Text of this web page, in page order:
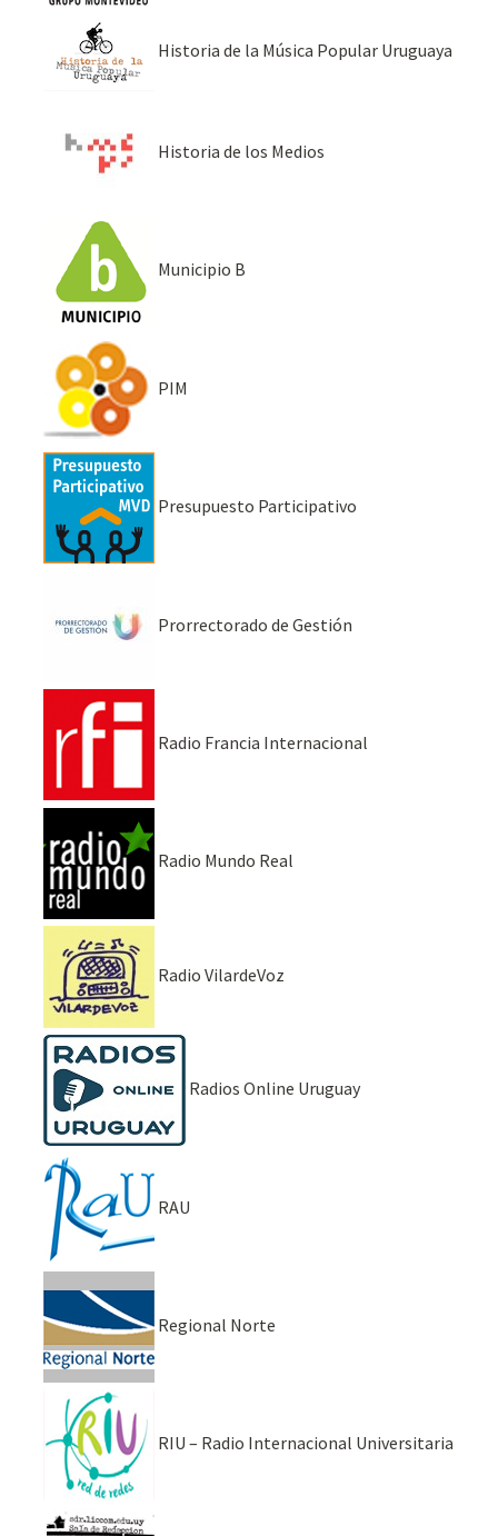
Historia de la Música Popular Uruguaya
Historia de los Medios
Municipio B
PIM
Presupuesto Participativo
Prorrectorado de Gestión
Radio Francia Internacional
Radio Mundo Real
Radio VilardeVoz
Radios Online Uruguay
RAU
Regional Norte
RIU – Radio Internacional Universitaria